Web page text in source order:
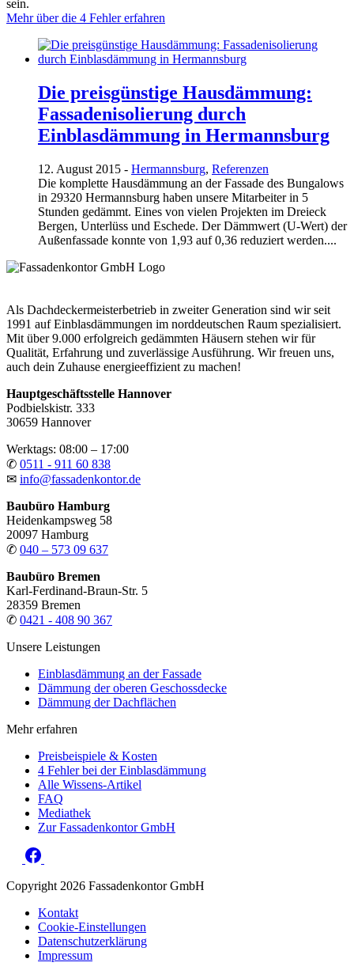
sein.
Mehr über die 4 Fehler erfahren
Die preisgünstige Hausdämmung:
Fassadenisolierung durch
Einblasdämmung in Hermannsburg
12. August 2015 - Hermannsburg, Referenzen
Die komplette Hausdämmung an der Fassade des Bungalows
in 29320 Hermannsburg haben unsere Mitarbeiter in 5
Stunden gedämmt. Eines von vielen Projekten im Dreieck
Bergen, Unterlüss und Eschede. Der Dämmwert (U-Wert) der
Außenfassade konnte von 1,93 auf 0,36 reduziert werden....
Als Dachdeckermeisterbetrieb in zweiter Generation sind wir seit
1991 auf Einblasdämmungen im norddeutschen Raum spezialisiert.
Mit über 9.000 erfolgreich gedämmten Häusern stehen wir für
Qualität, Erfahrung und zuverlässige Ausführung. Wir freuen uns,
auch dein Zuhause energieeffizient zu machen!
Hauptgeschäftsstelle Hannover
Podbielskistr. 333
30659 Hannover
Werktags: 08:00 – 17:00
✆ 0511 - 911 60 838
✉ info@fassadenkontor.de
Baubüro Hamburg
Heidenkampsweg 58
20097 Hamburg
✆ 040 – 573 09 637
Baubüro Bremen
Karl-Ferdinand-Braun-Str. 5
28359 Bremen
✆ 0421 - 408 90 367
Unsere Leistungen
Einblasdämmung an der Fassade
Dämmung der oberen Geschossdecke
Dämmung der Dachflächen
Mehr erfahren
Preisbeispiele & Kosten
4 Fehler bei der Einblasdämmung
Alle Wissens-Artikel
FAQ
Mediathek
Zur Fassadenkontor GmbH
Copyright 2026 Fassadenkontor GmbH
Kontakt
Cookie-Einstellungen
Datenschutzerklärung
Impressum